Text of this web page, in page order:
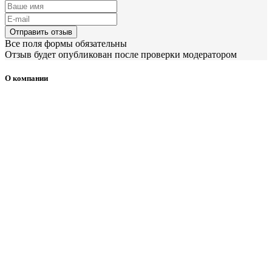
Отправить отзыв
Все поля формы обязательны
Отзыв будет опубликован после проверки модератором
О компании